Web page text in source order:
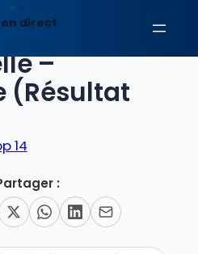
–
(Résultat
14
:
direct